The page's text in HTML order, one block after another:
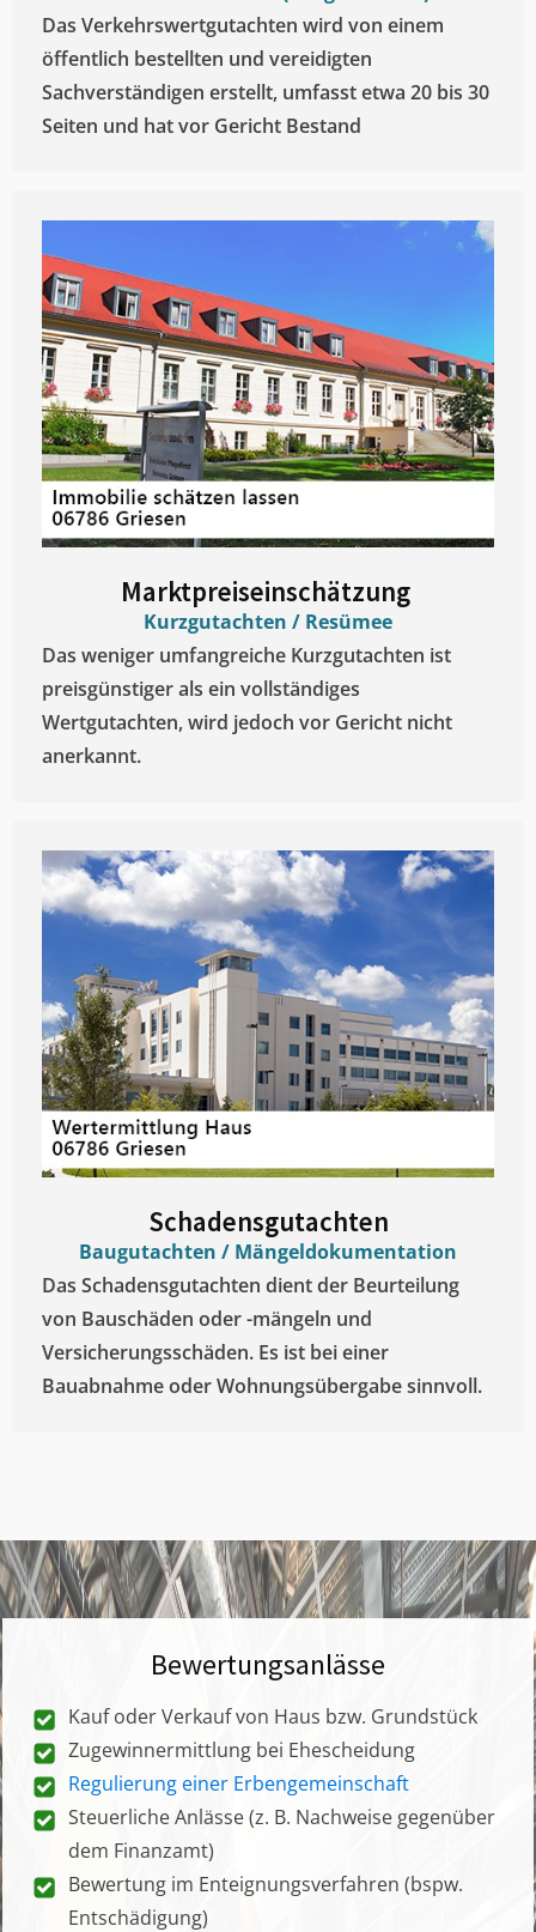
Das Verkehrswertgutachten wird von einem
öffentlich bestellten und vereidigten
Sachverständigen erstellt, umfasst etwa 20 bis 30
Seiten und hat vor Gericht Bestand
Marktpreiseinschätzung ​
Kurzgutachten / Resümee
Das weniger umfangreiche Kurzgutachten ist
preisgünstiger als ein vollständiges
Wertgutachten, wird jedoch vor Gericht nicht
anerkannt.
Schadensgutachten
Baugutachten / Mängeldokumentation
Das Schadensgutachten dient der Beurteilung
von Bauschäden oder -mängeln und
Versicherungsschäden. Es ist bei einer
Bauabnahme oder Wohnungsübergabe sinnvoll.
Bewertungsanlässe
Kauf oder Verkauf von Haus bzw. Grundstück
Zugewinnermittlung bei Ehescheidung
Regulierung einer Erbengemeinschaft
Steuerliche Anlässe (z. B. Nachweise gegenüber
dem Finanzamt)
Bewertung im Enteignungsverfahren (bspw.
Entschädigung)